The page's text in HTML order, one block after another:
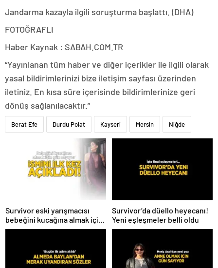
Jandarma kazayla ilgili soruşturma başlattı. (DHA)
FOTOĞRAFLI
Haber Kaynak : SABAH.COM.TR
“Yayınlanan tüm haber ve diğer içerikler ile ilgili olarak
yasal bildirimlerinizi bize iletişim sayfası üzerinden
iletiniz. En kısa süre içerisinde bildirimlerinize geri
dönüş sağlanılacaktır.”
Berat Efe Durdu Polat Kayseri Mersin Niğde
Survivor eski yarışmacısı
bebeğini kucağına almak için
gün sayıyor! İsmini ilk kez
Survivor’da düello heyecanı!
Yeni eşleşmeler belli oldu